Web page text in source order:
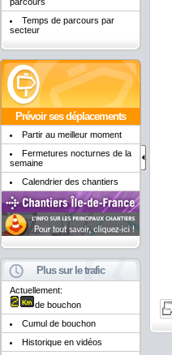
Temps de parcours par
secteur
Prévoir ses déplacements
Partir au meilleur moment
Fermetures nocturnes de la
semaine
Calendrier des chantiers
Plus sur le trafic
Actuellement:
de bouchon
Cumul de bouchon
Historique en vidéos